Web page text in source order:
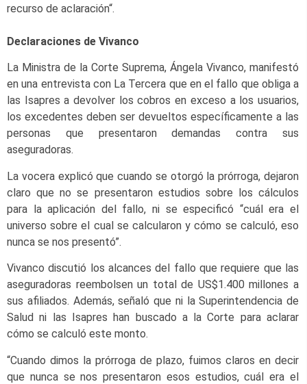
recurso de aclaración“.
Declaraciones de Vivanco
La Ministra de la Corte Suprema, Ángela Vivanco, manifestó
en una entrevista con La Tercera que en el fallo que obliga a
las Isapres a devolver los cobros en exceso a los usuarios,
los excedentes deben ser devueltos específicamente a las
personas que presentaron demandas contra sus
aseguradoras.
La vocera explicó que cuando se otorgó la prórroga, dejaron
claro que no se presentaron estudios sobre los cálculos
para la aplicación del fallo, ni se especificó “cuál era el
universo sobre el cual se calcularon y cómo se calculó, eso
nunca se nos presentó”.
Vivanco discutió los alcances del fallo que requiere que las
aseguradoras reembolsen un total de US$1.400 millones a
sus afiliados. Además, señaló que ni la Superintendencia de
Salud ni las Isapres han buscado a la Corte para aclarar
cómo se calculó este monto.
“Cuando dimos la prórroga de plazo, fuimos claros en decir
que nunca se nos presentaron esos estudios, cuál era el